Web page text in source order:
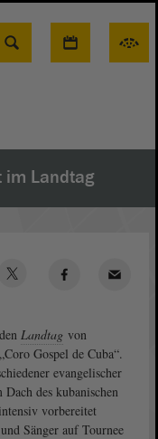
Suche
im Landtag
Landtag von
Gospel de Cuba“.
evangelischer
des kubanischen
vorbereitet
Sänger auf Tournee